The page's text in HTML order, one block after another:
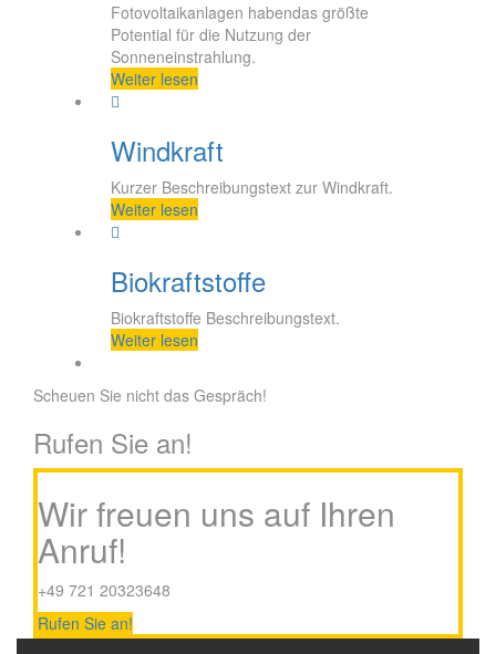
Fotovoltaikanlagen habendas größte
Potential für die Nutzung der
Sonneneinstrahlung.
Weiter lesen
Windkraft
Kurzer Beschreibungstext zur Windkraft.
Weiter lesen
Biokraftstoffe
Biokraftstoffe Beschreibungstext.
Weiter lesen
Scheuen Sie nicht das Gespräch!
Rufen Sie an!
Wir freuen uns auf Ihren
Anruf!
+49 721 20323648
Rufen Sie an!